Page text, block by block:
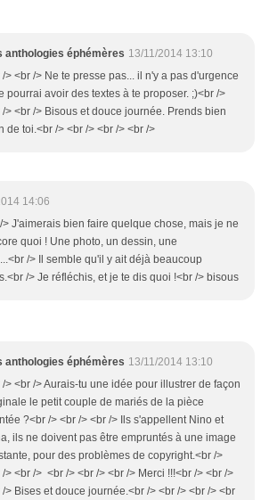
anthologies éphémères 13/11/2014 13:10
/> <br /> Ne te presse pas... il n'y a pas d'urgence
pourrai avoir des textes à te proposer. ;)<br />
/> <br /> Bisous et douce journée. Prends bien
de toi.<br /> <br /> <br /> <br />
14:06
> J'aimerais bien faire quelque chose, mais je ne
quoi ! Une photo, un dessin, une
/> Il semble qu'il y ait déjà beaucoup
/> Je réfléchis, et je te dis quoi !<br /> bisous
anthologies éphémères 13/11/2014 13:10
/> <br /> Aurais-tu une idée pour illustrer de façon
le petit couple de mariés de la pièce
?<br /> <br /> <br /> Ils s'appellent Nino et
ils ne doivent pas être empruntés à une image
pour des problèmes de copyright.<br />
/> <br /> <br /> <br /> <br /> Merci !!!<br /> <br />
/> Bises et douce journée.<br /> <br /> <br /> <br